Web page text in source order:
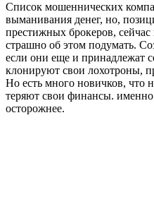
Список мошеннических
выманивания денег, но,
престижных брокеров, сейчас
страшно об этом подумать.
если они еще и принадлежат
клонируют свои лохотроны,
Но есть много новичков, что
теряют свои финансы.
осторожнее.